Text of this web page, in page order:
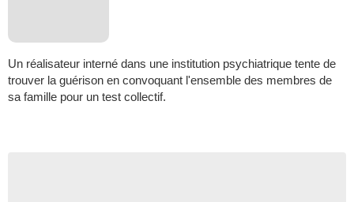
Un réalisateur interné dans une institution psychiatrique tente de
trouver la guérison en convoquant l'ensemble des membres de
sa famille pour un test collectif.